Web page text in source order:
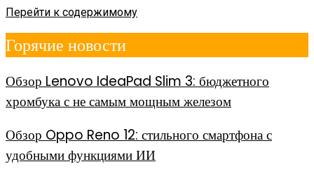
Перейти к содержимому
Горячие новости
Обзор Lenovo IdeaPad Slim 3: бюджетного
хромбука с не самым мощным железом
Обзор Oppo Reno 12: стильного смартфона с
удобными функциями ИИ